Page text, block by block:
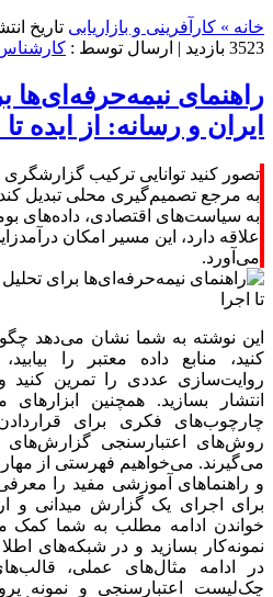
خانه » کارآفرینی و بازاریابی تاریخ انتشار : 06 ژانویه
3523 بازدید
| ارسال توسط :
راهنمای نیمه‌حرفه‌ای‌ها
ایران و رسانه: از ایده تا
تصور کنید توانایی ترکیب گزارشگری
به مرجع تصمیم‌گیری محلی تبدیل
به سیاست‌های اقتصادی، داده‌های
علاقه دارد، این مسیر امکان
می‌آورد.
این نوشته به شما نشان می‌دهد
کنید، منابع داده معتبر را
روایت‌سازی عددی را تمرین کنید
انتشار بسازید. همچنین
چارچوب‌های فکری برای
روش‌های اعتبارسنجی گزارش‌های
می‌گیرند. می‌خواهیم فهرستی از
و راهنماهای آموزشی مفید را
برای اجرای یک گزارش میدانی و
خواندن ادامه مطلب به شما کمک
نمونه‌کار بسازید و در شبکه‌های
در ادامه مثال‌های عملی،
چک‌لیست اعتبارسنجی و نمونه